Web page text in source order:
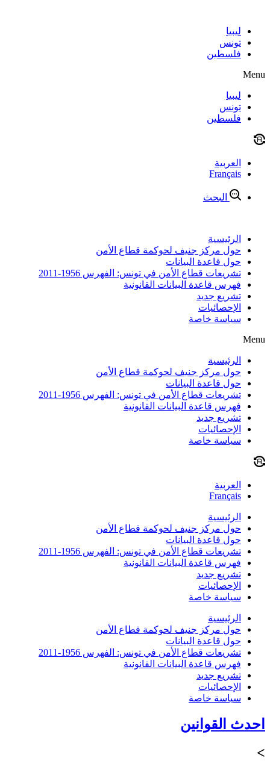
contentليبيا
تونس
فلسطين
Menu
ليبيا
تونس
فلسطين
العربية
Français
البحث
الرئيسية
حول مركز جنيف لحوكمة قطاع الأمن
حول قاعدة البيانات
تشريعات قطاع الأمن في تونس: الفهرس 1956-2011
فهرس قاعدة البيانات القانونية
تشريع جديد
الإحصائيات
سياسة خاصة
Menu
الرئيسية
حول مركز جنيف لحوكمة قطاع الأمن
حول قاعدة البيانات
تشريعات قطاع الأمن في تونس: الفهرس 1956-2011
فهرس قاعدة البيانات القانونية
تشريع جديد
الإحصائيات
سياسة خاصة
العربية
Français
الرئيسية
حول مركز جنيف لحوكمة قطاع الأمن
حول قاعدة البيانات
تشريعات قطاع الأمن في تونس: الفهرس 1956-2011
فهرس قاعدة البيانات القانونية
تشريع جديد
الإحصائيات
سياسة خاصة
الرئيسية
حول مركز جنيف لحوكمة قطاع الأمن
حول قاعدة البيانات
تشريعات قطاع الأمن في تونس: الفهرس 1956-2011
فهرس قاعدة البيانات القانونية
تشريع جديد
الإحصائيات
سياسة خاصة
احدث القوانين
>